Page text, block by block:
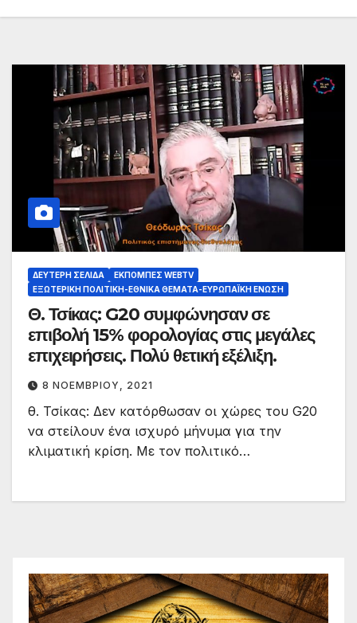
ΔΕΎΤΕΡΗ ΣΕΛΊΔΑ
ΕΚΠΟΜΠΈΣ WEBTV
ΕΞΩΤΕΡΙΚΉ ΠΟΛΙΤΙΚΉ-ΕΘΝΙΚΆ ΘΈΜΑΤΑ-ΕΥΡΩΠΑΪΚΉ ΈΝΩΣΗ
Θ. Τσίκας: G20 συμφώνησαν σε
επιβολή 15% φορολογίας στις μεγάλες
επιχειρήσεις. Πολύ θετική εξέλιξη.
8 ΝΟΕΜΒΡΊΟΥ, 2021
θ. Τσίκας: Δεν κατόρθωσαν οι χώρες του G20
να στείλουν ένα ισχυρό μήνυμα για την
κλιματική κρίση. Με τον πολιτικό…